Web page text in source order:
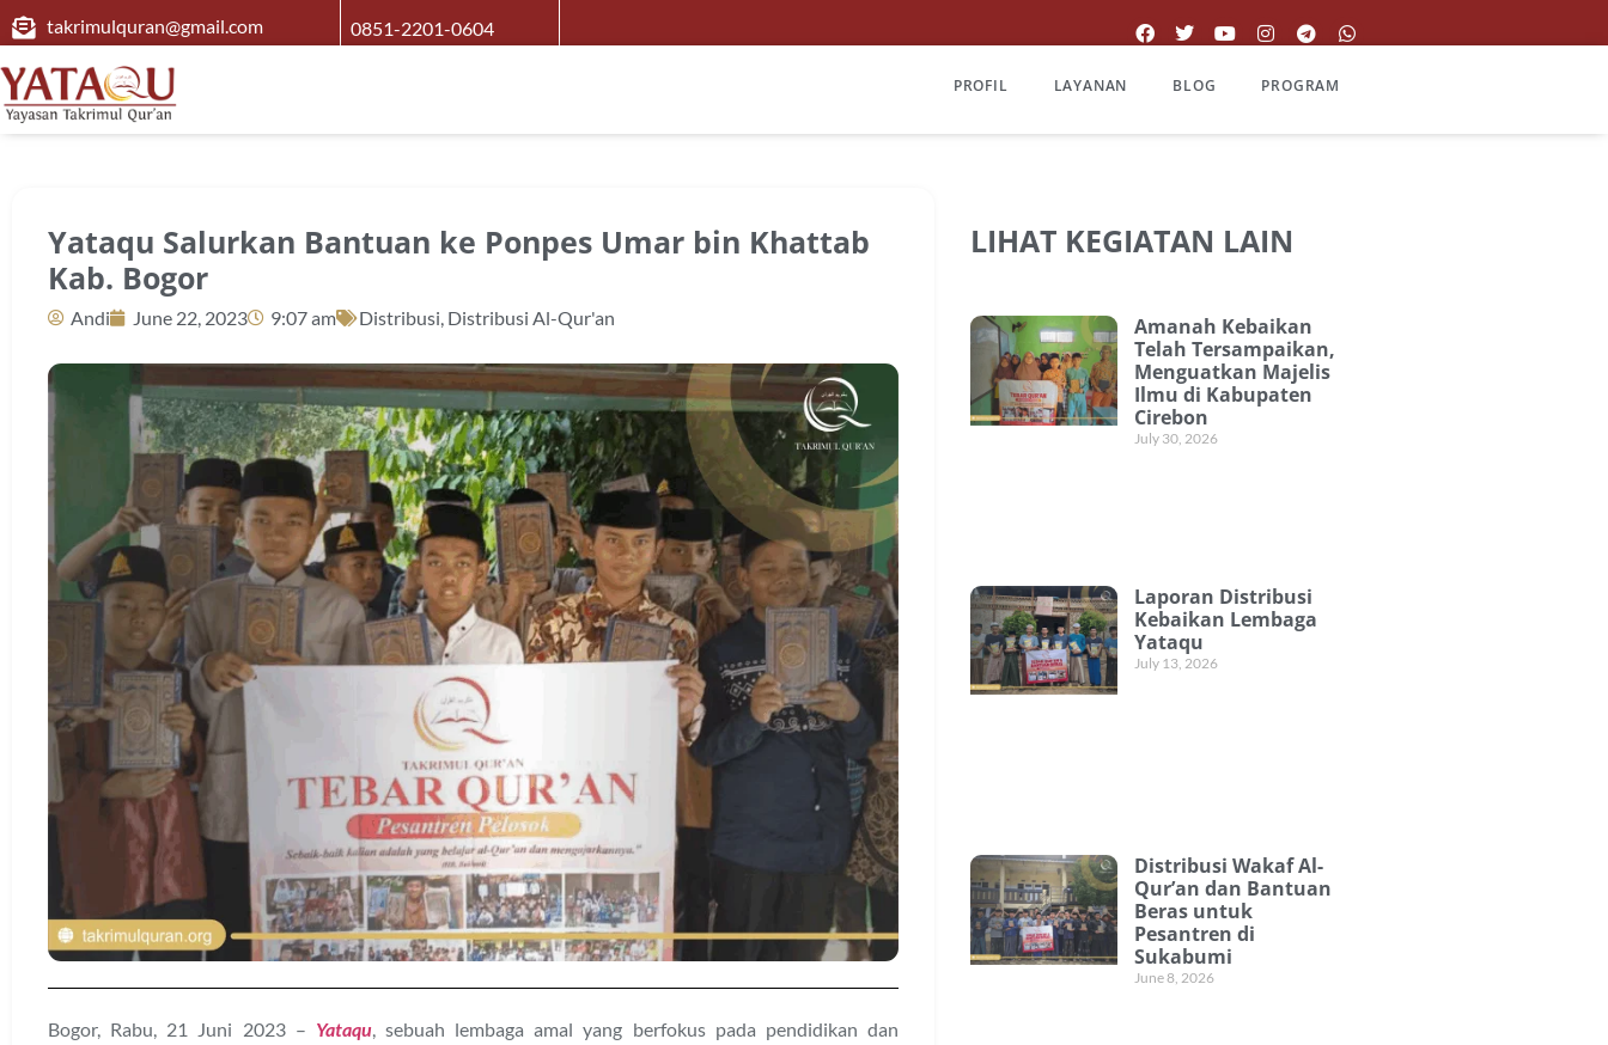
takrimulquran@gmail.com 0851-2201-0604
PROFIL LAYANAN BLOG PROGRAM
Yataqu Salurkan Bantuan ke Ponpes Umar bin Khattab
Kab. Bogor
Andi June 22, 2023 9:07 am Distribusi, Distribusi Al-Qur'an
Bogor, Rabu, 21 Juni 2023 – Yataqu, sebuah lembaga amal yang berfokus pada pendidikan dan
LIHAT KEGIATAN LAIN
Amanah Kebaikan
Telah Tersampaikan,
Menguatkan Majelis
Ilmu di Kabupaten
Cirebon
July 30, 2026
Laporan Distribusi
Kebaikan Lembaga
Yataqu
July 13, 2026
Distribusi Wakaf Al-
Qur’an dan Bantuan
Beras untuk
Pesantren di
Sukabumi
June 8, 2026